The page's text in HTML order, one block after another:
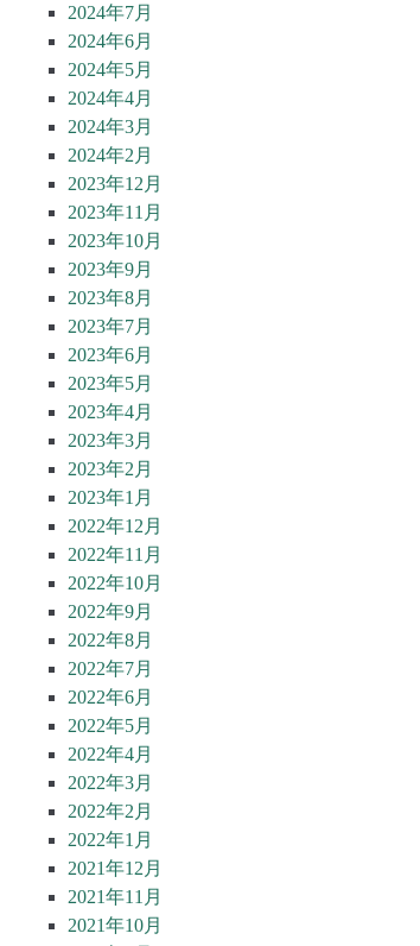
2024年7月
2024年6月
2024年5月
2024年4月
2024年3月
2024年2月
2023年12月
2023年11月
2023年10月
2023年9月
2023年8月
2023年7月
2023年6月
2023年5月
2023年4月
2023年3月
2023年2月
2023年1月
2022年12月
2022年11月
2022年10月
2022年9月
2022年8月
2022年7月
2022年6月
2022年5月
2022年4月
2022年3月
2022年2月
2022年1月
2021年12月
2021年11月
2021年10月